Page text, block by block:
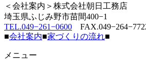
＜会社案内＞株式会社朝日工務店
埼玉県ふじみ野市苗間400−1
TEL.049−261−0600
■会社案内■家づくりの流れ■
メニュー